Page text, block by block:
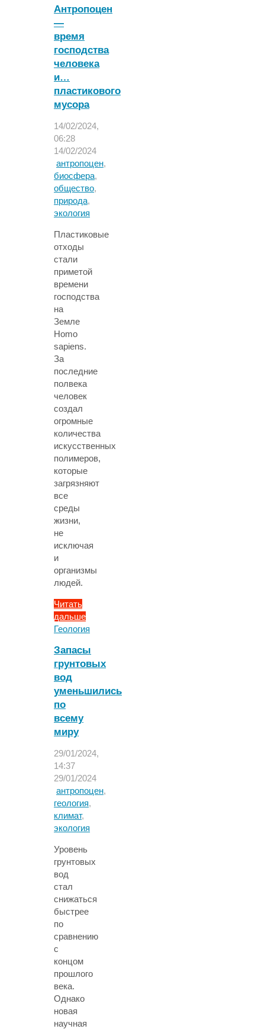
концентрации
углекислого
газа
в
1610
году"
Антропоцен
—
время
господства
человека
и…
пластикового
мусора
14/02/2024,
06:28
14/02/2024
антропоцен,
биосфера,
общество,
природа,
экология
Пластиковые
отходы
стали
приметой
времени
господства
на
Земле
Homo
sapiens.
За
последние
полвека
человек
создал
огромные
количества
искусственных
полимеров,
которые
загрязняют
все
среды
жизни,
не
исключая
и
организмы
людей.
Читать
дальше
"Антропоцен
время
господства
человека
и…
пластикового
мусора"
Геология
Запасы
грунтовых
вод
уменьшились
по
всему
миру
29/01/2024,
14:37
29/01/2024
антропоцен,
геология,
климат,
экология
Уровень
грунтовых
вод
стал
снижаться
быстрее
по
сравнению
с
концом
прошлого
века.
Однако
новая
научная